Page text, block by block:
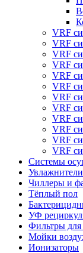
VRF
VRF
VRF
VRF
VRF
VRF
VRF
VRF
VRF
VRF
VRF
VRF
Системы
Увлажнители
Чиллеры и
Тёплый пол
УФ
Фильтры для
Мойки
Ионизаторы